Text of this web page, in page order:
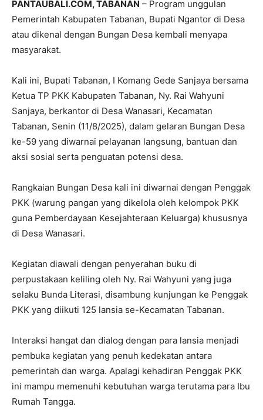
PANTAUBALI.COM, TABANAN – Program unggulan
Pemerintah Kabupaten Tabanan, Bupati Ngantor di Desa
atau dikenal dengan Bungan Desa kembali menyapa
masyarakat.
Kali ini, Bupati Tabanan, I Komang Gede Sanjaya bersama
Ketua TP PKK Kabupaten Tabanan, Ny. Rai Wahyuni
Sanjaya, berkantor di Desa Wanasari, Kecamatan
Tabanan, Senin (11/8/2025), dalam gelaran Bungan Desa
ke-59 yang diwarnai pelayanan langsung, bantuan dan
aksi sosial serta penguatan potensi desa.
Rangkaian Bungan Desa kali ini diwarnai dengan Penggak
PKK (warung pangan yang dikelola oleh kelompok PKK
guna Pemberdayaan Kesejahteraan Keluarga) khususnya
di Desa Wanasari.
Kegiatan diawali dengan penyerahan buku di
perpustakaan keliling oleh Ny. Rai Wahyuni yang juga
selaku Bunda Literasi, disambung kunjungan ke Penggak
PKK yang diikuti 125 lansia se-Kecamatan Tabanan.
Interaksi hangat dan dialog dengan para lansia menjadi
pembuka kegiatan yang penuh kedekatan antara
pemerintah dan warga. Apalagi kehadiran Penggak PKK
ini mampu memenuhi kebutuhan warga terutama para Ibu
Rumah Tangga.